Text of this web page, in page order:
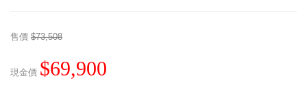
售價 $73,508
現金價 $69,900